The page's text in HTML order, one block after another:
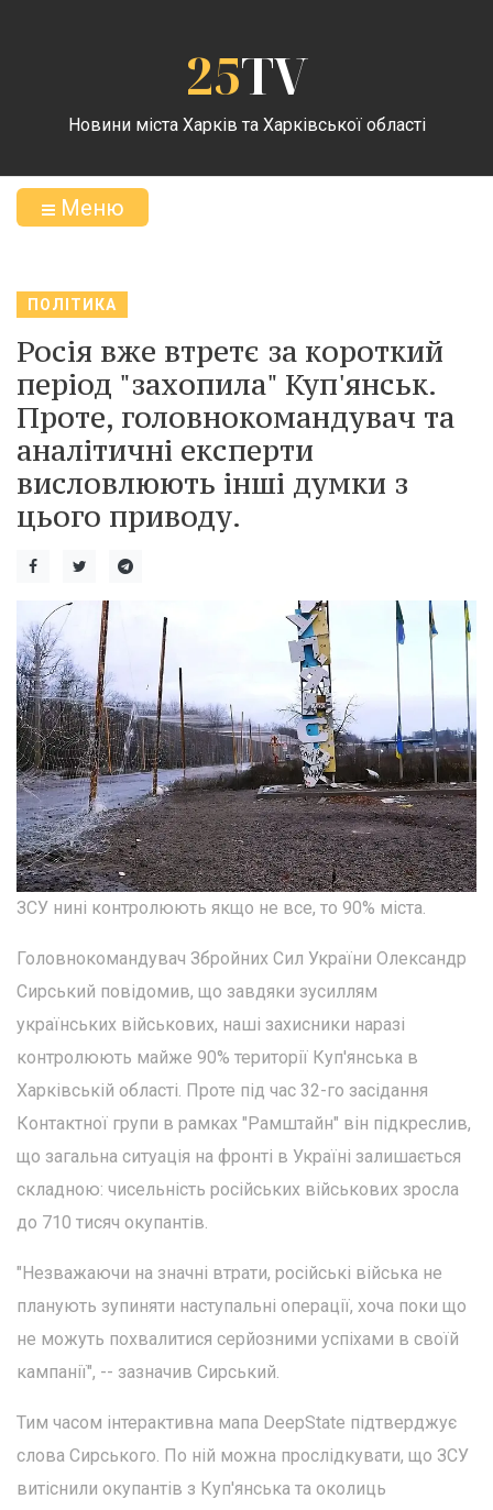
25TV
Новини міста Харків та Харківської області
Меню
ПОЛІТИКА
Росія вже втретє за короткий
період "захопила" Куп'янськ.
Проте, головнокомандувач та
аналітичні експерти
висловлюють інші думки з
цього приводу.
ЗСУ нині контролюють якщо не все, то 90% міста.
Головнокомандувач Збройних Сил України Олександр
Сирський повідомив, що завдяки зусиллям
українських військових, наші захисники наразі
контролюють майже 90% території Куп'янська в
Харківській області. Проте під час 32-го засідання
Контактної групи в рамках "Рамштайн" він підкреслив,
що загальна ситуація на фронті в Україні залишається
складною: чисельність російських військових зросла
до 710 тисяч окупантів.
"Незважаючи на значні втрати, російські війська не
планують зупиняти наступальні операції, хоча поки що
не можуть похвалитися серйозними успіхами в своїй
кампанії", -- зазначив Сирський.
Тим часом інтерактивна мапа DeepState підтверджує
слова Сирського. По ній можна прослідкувати, що ЗСУ
витіснили окупантів з Куп'янська та околиць